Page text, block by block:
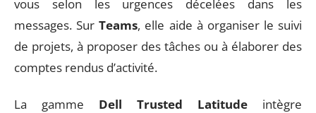
vous selon les urgences décelées dans les
messages. SurTeams, elle aide à organiser le suivi
de projets, à proposer des tâches ou à élaborer des
comptes rendus d’activité.
La gamme Dell Trusted Latitude intègre